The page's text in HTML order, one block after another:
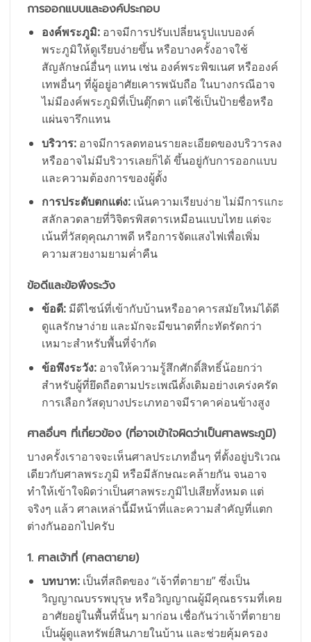
การออกแบบและองค์ประกอบ
องค์พระภูมิ:อาจมีการปรับเปลี่ยนรูปแบบองค์
พระภูมิให้ดูเรียบง่ายขึ้น หรือบางครั้งอาจใช้
สัญลักษณ์อื่นๆ แทน เช่น องค์พระพิฆเนศ หรือองค์
เทพอื่นๆ ที่ผู้อยู่อาศัยเคารพนับถือ ในบางกรณีอาจ
ไม่มีองค์พระภูมิที่เป็นตุ๊กตา แต่ใช้เป็นป้ายชื่อหรือ
แผ่นจารึกแทน
บริวาร:อาจมีการลดทอนรายละเอียดของบริวารลง
หรืออาจไม่มีบริวารเลยก็ได้ ขึ้นอยู่กับการออกแบบ
และความต้องการของผู้ตั้ง
การประดับตกแต่ง:เน้นความเรียบง่าย ไม่มีการแกะ
สลักลวดลายที่วิจิตรพิสดารเหมือนแบบไทย แต่จะ
เน้นที่วัสดุคุณภาพดี หรือการจัดแสงไฟเพื่อเพิ่ม
ความสวยงามยามค่ำคืน
ข้อดีและข้อพึงระวัง
ข้อดี:มีดีไซน์ที่เข้ากับบ้านหรืออาคารสมัยใหม่ได้ดี
ดูแลรักษาง่าย และมักจะมีขนาดที่กะทัดรัดกว่า
เหมาะสำหรับพื้นที่จำกัด
ข้อพึงระวัง:อาจให้ความรู้สึกศักดิ์สิทธิ์น้อยกว่า
สำหรับผู้ที่ยึดถือตามประเพณีดั้งเดิมอย่างเคร่งครัด
การเลือกวัสดุบางประเภทอาจมีราคาค่อนข้างสูง
ศาลอื่นๆ ที่เกี่ยวข้อง (ที่อาจเข้าใจผิดว่าเป็นศาลพระภูมิ)
บางครั้งเราอาจจะเห็นศาลประเภทอื่นๆ ที่ตั้งอยู่บริเวณ
เดียวกับศาลพระภูมิ หรือมีลักษณะคล้ายกัน จนอาจ
ทำให้เข้าใจผิดว่าเป็นศาลพระภูมิไปเสียทั้งหมด แต่
จริงๆ แล้ว ศาลเหล่านี้มีหน้าที่และความสำคัญที่แตก
ต่างกันออกไปครับ
1. ศาลเจ้าที่ (ศาลตายาย)
บทบาท:เป็นที่สถิตของ “เจ้าที่ตายาย” ซึ่งเป็น
วิญญาณบรรพบุรุษ หรือวิญญาณผู้มีคุณธรรมที่เคย
อาศัยอยู่ในพื้นที่นั้นๆ มาก่อน เชื่อกันว่าเจ้าที่ตายาย
เป็นผู้ดูแลทรัพย์สินภายในบ้าน และช่วยคุ้มครอง